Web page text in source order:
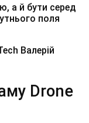
а й бути серед
поля
Валерій
Drone